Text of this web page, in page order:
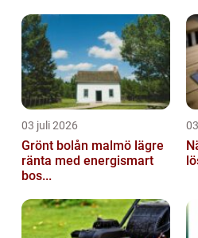
03 juli 2026
Grönt bolån malmö lägre
ränta med energismart
bos...